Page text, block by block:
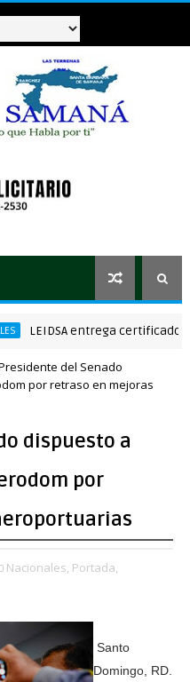
entrega certificado a
2026
del Senado
por retraso en mejoras
dispuesto a
por
Nacionales, Portada,
Santo
Domingo, RD.